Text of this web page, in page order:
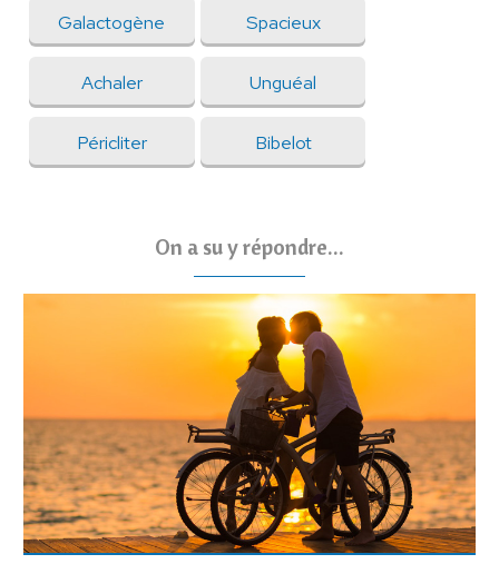
Galactogène Spacieux
Achaler Unguéal
Péricliter Bibelot
On a su y répondre...